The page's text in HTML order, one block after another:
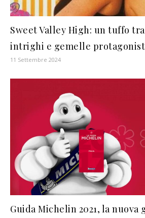
Sweet Valley High: un tuffo
intrighi e gemelle
11 Settembre 2024
Guida Michelin 2021, la nuova